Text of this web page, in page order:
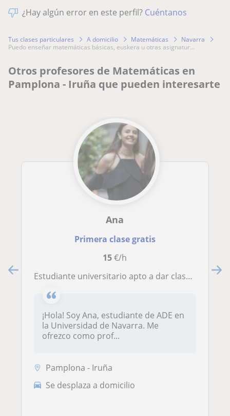
¿Hay algún error en este perfil? Cuéntanos
Tus clases particulares A domicilio Matemáticas
Navarra
puedo enseñar matemáticas básicas, euskera u otras asignatur...
Otros profesores de Matemáticas en
Pamplona - Iruña que pueden interesarte
Ana
Primera clase gratis
15€/h
Estudiante universitario apto a dar clases de matemáticas, deportes, e inglés
¡Hola! Soy Ana, estudiante de ADE en
la Universidad de Navarra. Me
ofrezco como prof...
Pamplona - Iruña
Se desplaza a domicilio